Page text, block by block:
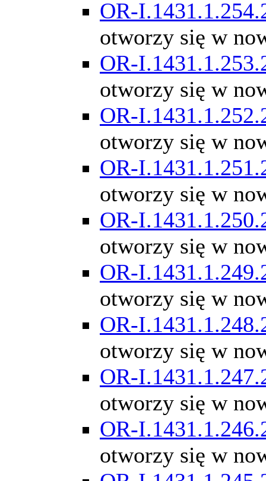
OR-
otworzy się w
OR-
otworzy się w
OR-
otworzy się w
OR-
otworzy się w
OR-
otworzy się w
OR-
otworzy się w
OR-
otworzy się w
OR-
otworzy się w
OR-
otworzy się w